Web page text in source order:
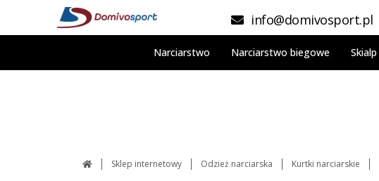
info@domivosport.pl
Narciarstwo Narciarstwo biegowe Skialp
Sklep internetowy Odzież narciarska Kurtki narciarskie